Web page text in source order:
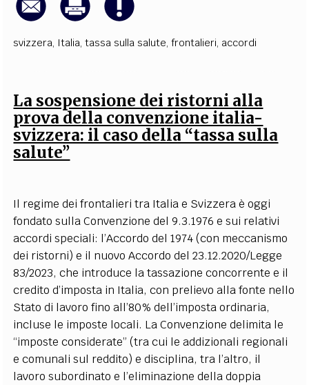
svizzera, Italia,tassa sulla salute,frontalieri, accordi
La sospensione dei ristorni alla
prova della convenzione italia-
svizzera: il caso della “tassa sulla
salute”
Il regime dei frontalieri tra Italia e Svizzera è oggi
fondato sulla Convenzione del 9.3.1976 e sui relativi
accordi speciali: l’Accordo del 1974 (con meccanismo
dei ristorni) e il nuovo Accordo del 23.12.2020/Legge
83/2023, che introduce la tassazione concorrente e il
credito d’imposta in Italia, con prelievo alla fonte nello
Stato di lavoro fino all’80% dell’imposta ordinaria,
incluse le imposte locali. La Convenzione delimita le
“imposte considerate” (tra cui le addizionali regionali
e comunali sul reddito) e disciplina, tra l’altro, il
lavoro subordinato e l’eliminazione della doppia